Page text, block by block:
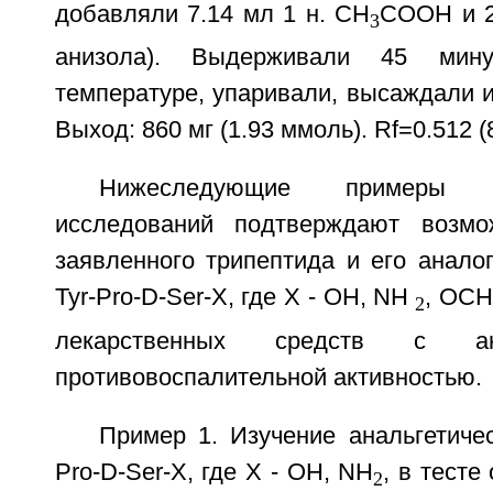
добавляли 7.14 мл 1 н. СН3СООН и
анизола). Выдерживали 45
температуре, упаривали, высаждали
Выход: 860 мг (1.93 ммоль). Rf=0.512
Нижеследующие примеры
исследований подтверждают
заявленного трипептида и его
Tyr-Pro-D-Ser-X, где X - ОН, NH 2, ОСН
лекарственных средств с
противовоспалительной активностью.
Пример 1. Изучение
Pro-D-Ser-X, где X - ОН, NH2, в тесте